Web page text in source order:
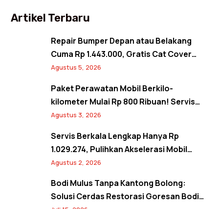
Artikel Terbaru
Repair Bumper Depan atau Belakang
Cuma Rp 1.443.000, Gratis Cat Cover
Spion! Back to Shine Promo Agustus
Agustus 5, 2026
Paket Perawatan Mobil Berkilo-
kilometer Mulai Rp 800 Ribuan! Servis
Semangat Kemerdekaan Promo Agustus
Agustus 3, 2026
Servis Berkala Lengkap Hanya Rp
1.029.274, Pulihkan Akselerasi Mobil
Seperti Baru! Back to Prime Promo
Agustus 2, 2026
Bodi Mulus Tanpa Kantong Bolong:
Solusi Cerdas Restorasi Goresan Bodi